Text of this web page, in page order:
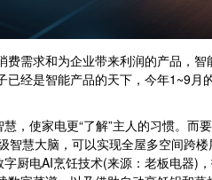
求和为企业带来利润的产品，
经是智能产品的天下，今年1~9
使家电更“了解”主人的习惯。而
慧大脑，可以实现全屋多空间跨
厨电AI烹饪技术(来源：老板电器)